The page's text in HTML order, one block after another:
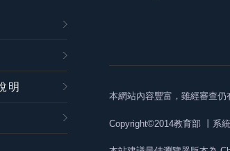
明
本網站內容豐富，雖經審查仍
Copyright©2014教育部 丨系